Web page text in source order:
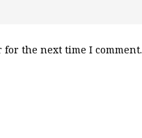
the next time I comment.